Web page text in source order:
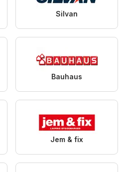
Silvan
Bauhaus
Jem & fix